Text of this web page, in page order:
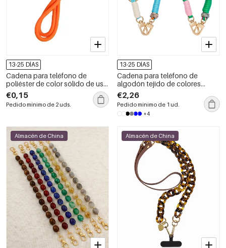
13-25 DÍAS
Cadena para teléfono de
poliéster de color sólido de uso
diario de la serie Simple
€0,15
Pedido mínimo de 2 uds.
13-25 DÍAS
Cadena para teléfono de
algodón tejido de colores
variados de la serie Simple
Casual Twist
€2,26
Pedido mínimo de 1 ud.
+4
Almacén de China Almacén de China